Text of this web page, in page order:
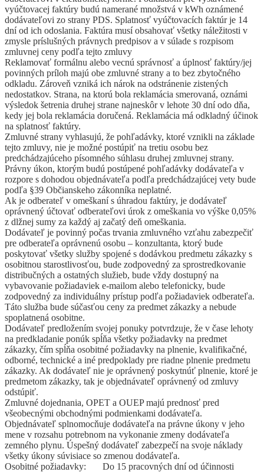
vyúčtovacej faktúry budú namerané množstvá v kWh oznámené
dodávateľovi zo strany PDS. Splatnosť vyúčtovacích faktúr je 14
dní od ich odoslania. Faktúra musí obsahovať všetky náležitosti v
zmysle príslušných právnych predpisov a v súlade s rozpisom
zmluvnej ceny podľa tejto zmluvy
Reklamovať formálnu alebo vecnú správnosť a úplnosť faktúry/jej
povinných príloh majú obe zmluvné strany a to bez zbytočného
odkladu. Zároveň vzniká ich nárok na odstránenie zistených
nedostatkov. Strana, na ktorú bola reklamácia smerovaná, oznámi
výsledok šetrenia druhej strane najneskôr v lehote 30 dní odo dňa,
kedy jej bola reklamácia doručená. Reklamácia má odkladný účinok
na splatnosť faktúry.
Zmluvné strany vyhlasujú, že pohľadávky, ktoré vznikli na základe
tejto zmluvy, nie je možné postúpiť na tretiu osobu bez
predchádzajúceho písomného súhlasu druhej zmluvnej strany.
Právny úkon, ktorým budú postúpené pohľadávky dodávateľa v
rozpore s dohodou objednávateľa podľa predchádzajúcej vety bude
podľa §39 Občianskeho zákonníka neplatné.
Ak je odberateľ v omeškaní s úhradou faktúry, je dodávateľ
oprávnený účtovať odberateľovi úrok z omeškania vo výške 0,05%
z dlžnej sumy za každý aj začatý deň omeškania.
Dodávateľ je povinný počas trvania zmluvného vzťahu zabezpečiť
pre odberateľa oprávnenú osobu – konzultanta, ktorý bude
poskytovať všetky služby spojené s dodávkou predmetu zákazky s
osobitnou starostlivosťou, bude zodpovedný za sprostredkovanie
distribučných a ostatných služieb, bude vždy dostupný na
vybavovanie požiadaviek e-mailom alebo telefonicky, bude
zodpovedný za individuálny prístup podľa požiadaviek odberateľa.
Táto služba bude súčasťou ceny za predmet zákazky a nebude
spoplatnená osobitne.
Dodávateľ predložením svojej ponuky potvrdzuje, že v čase lehoty
na predkladanie ponúk spĺňa všetky požiadavky na predmet
zákazky, čím spĺňa osobitné požiadavky na plnenie, kvalifikačné,
odborné, technické a iné predpoklady pre riadne plnenie predmetu
zákazky. Ak dodávateľ nie je oprávnený poskytnúť plnenie, ktoré je
predmetom zákazky, tak je objednávateľ oprávnený od zmluvy
odstúpiť.
Zmluvné dojednania, OPET a OUEP majú prednosť pred
všeobecnými obchodnými podmienkami dodávateľa.
Objednávateľ splnomocňuje dodávateľa na právne úkony v jeho
mene v rozsahu potrebnom na vykonanie zmeny dodávateľa
zemného plynu. Úspešný dodávateľ zabezpečí na svoje náklady
všetky úkony súvisiace so zmenou dodávateľa.
Osobitné požiadavky: Do 15 pracovných dní od účinnosti